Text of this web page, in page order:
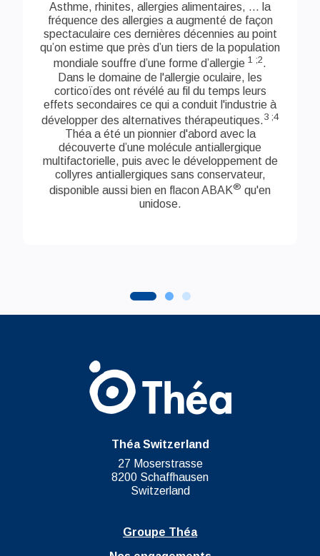
Asthme, rhinites, allergies alimentaires, ... la
fréquence des allergies a augmenté de façon
spectaculaire ces dernières décennies au point
qu’on estime que près d’un tiers de la population
mondiale souffre d’une forme d’allergie 1 ;2.
Dans le domaine de l'allergie oculaire, les
corticoïdes ont révélé au fil du temps leurs
effets secondaires ce qui a conduit l'industrie à
développer des alternatives thérapeutiques.3 ;4
Théa a été un pionnier d'abord avec la
découverte d’une molécule antiallergique
multifactorielle, puis avec le développement de
collyres antiallergiques sans conservateur,
disponible aussi bien en flacon ABAK® qu'en
unidose.
Théa Switzerland
27 Moserstrasse
8200 Schaffhausen
Switzerland
Groupe Théa